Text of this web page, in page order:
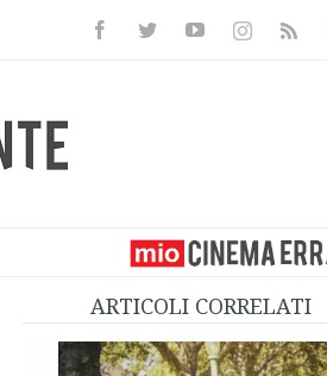
FacebookTwitterYoutubeInstagramRss
ARTICOLI CORRELATI